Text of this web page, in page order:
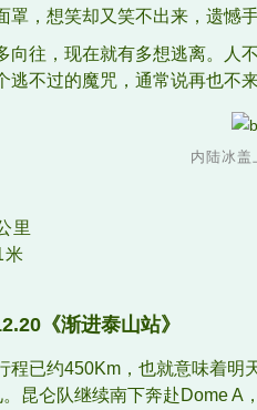
罩，想笑却又笑不出来，遗憾
向往，现在就有多想逃离。人
逃不过的魔咒，通常说再也不
内陆冰盖
里
米
《渐进泰山站》
程已约450Km，也就意味着明
昆仑队继续南下奔赴Dome A